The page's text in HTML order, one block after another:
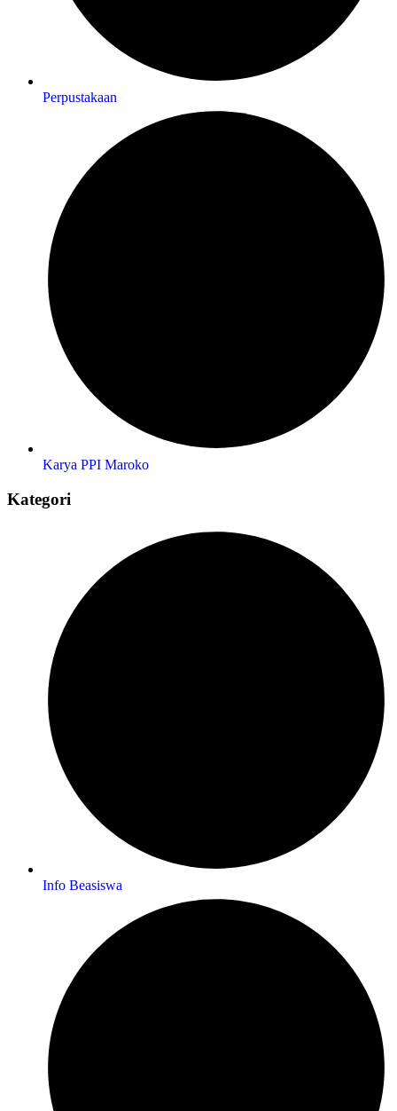
Perpustakaan
Karya PPI Maroko
Kategori
Info Beasiswa